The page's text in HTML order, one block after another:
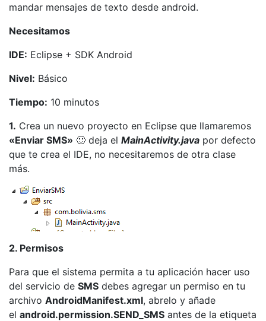
mandar mensajes de texto desde android.
Necesitamos
IDE: Eclipse + SDK Android
Nivel: Básico
Tiempo: 10 minutos
1. Crea un nuevo proyecto en Eclipse que llamaremos
«Enviar SMS» 🙂 deja el MainActivity.java por defecto
que te crea el IDE, no necesitaremos de otra clase
más.
2. Permisos
Para que el sistema permita a tu aplicación hacer uso
del servicio de SMS debes agregar un permiso en tu
archivo AndroidManifest.xml, abrelo y añade
el android.permission.SEND_SMS antes de la etiqueta